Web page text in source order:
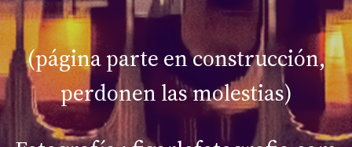
(página parte en construcción,
perdonen las molestias)